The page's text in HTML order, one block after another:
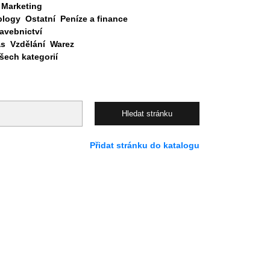
Marketing
Ostatní Peníze a finance
Vzdělání Warez
kategorií
Přidat stránku do katalogu